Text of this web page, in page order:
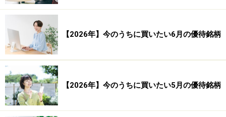
認することができます。
任天堂の株価チャートを見ると、窓が株価の下に2つ空
いたことがわかります。買いが殺到し、株価が勢いよく
上昇していることがわかります。ですが、この窓を逆に
考えると、株価がいずれ下落に転じた場合、いずれは株
価が窓に吸い寄せられる可能性があると考えることもで
きることになります。
【2026年】今のうちに買いたい6月の優待銘柄
【2026年】今のうちに買いたい5月の優待銘柄